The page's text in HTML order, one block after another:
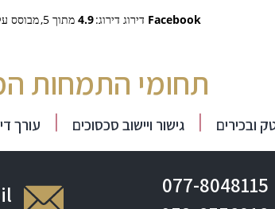
Facebook דירוג דירוג:4.9 מתוך 5, מבוסס
תחומי התמחות
ובכירים גישור ויישוב סכסוכים עורך
077-8048115